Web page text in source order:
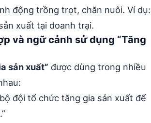
động trồng trọt, chăn nuôi. Ví dụ:
xuất tại doanh trại.
và ngữ cảnh sử dụng “Tăng
sản xuất” được dùng trong nhiều
đội tổ chức tăng gia sản xuất để